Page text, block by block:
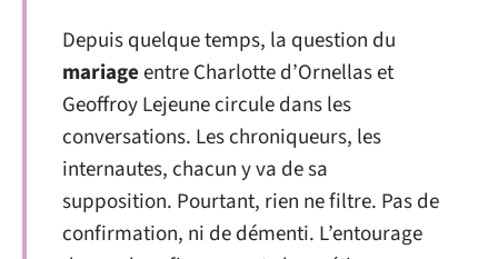
Depuis quelque temps, la question du
mariageentre Charlotte d’Ornellas et
Geoffroy Lejeune circule dans les
conversations. Les chroniqueurs, les
internautes, chacun y va de sa
supposition. Pourtant, rien ne filtre. Pas de
confirmation, ni de démenti. L’entourage